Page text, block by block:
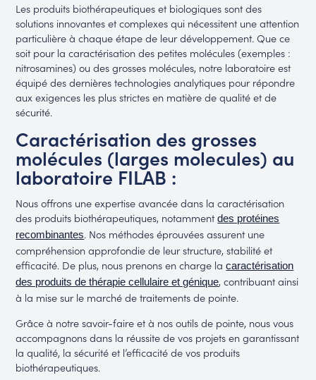
Les produits biothérapeutiques et biologiques sont des
solutions innovantes et complexes qui nécessitent une attention
particulière à chaque étape de leur développement. Que ce
soit pour la caractérisation des petites molécules (exemples :
nitrosamines) ou des grosses molécules, notre laboratoire est
équipé des dernières technologies analytiques pour répondre
aux exigences les plus strictes en matière de qualité et de
sécurité.
Caractérisation des grosses
molécules (larges molecules) au
laboratoire FILAB :
Nous offrons une expertise avancée dans la caractérisation
des produits biothérapeutiques, notammentdes protéines
recombinantes. Nos méthodes éprouvées assurent une
compréhension approfondie de leur structure, stabilité et
efficacité. De plus, nous prenons en charge lacaractérisation
des produits de thérapie cellulaire et génique, contribuant ainsi
à la mise sur le marché de traitements de pointe.
Grâce à notre savoir-faire et à nos outils de pointe, nous vous
accompagnons dans la réussite de vos projets en garantissant
la qualité, la sécurité et l’efficacité de vos produits
biothérapeutiques.